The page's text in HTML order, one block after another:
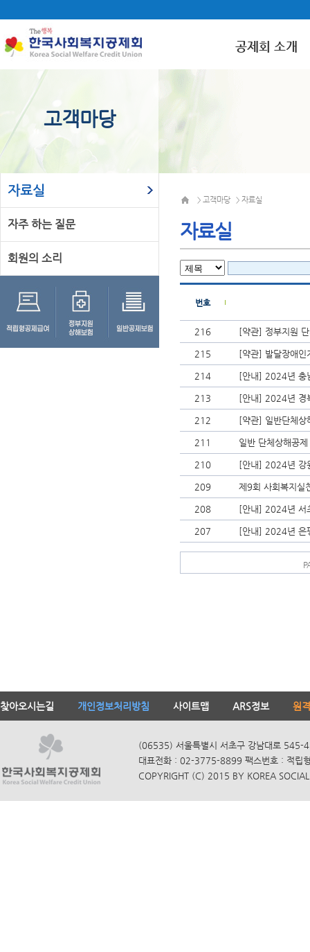
공제회 소개
고객마당
자료실
자주 하는 질문
회원의 소리
> 고객마당 > 자료실
자료실
번호
216 [약관] 정부지원
215 [약관] 발달장애인
214 [안내] 2024년 충
213 [안내] 2024년 경
212 [약관] 일반단체
211 일반 단체상해공
210 [안내] 2024년 강
209 제9회 사회복지실
208 [안내] 2024년 서
207 [안내] 2024년 은
찾아오시는길 개인정보처리방침 사이트맵 ARS정보 원
(06535) 서울특별시 서초구 강남대로 545-
대표전화 : 02-3775-8899 팩스번호 : 적립
COPYRIGHT (C) 2015 BY KOREA SOCIAL